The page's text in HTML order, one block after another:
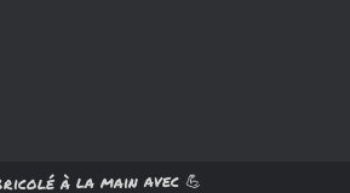
à la main avec 💪